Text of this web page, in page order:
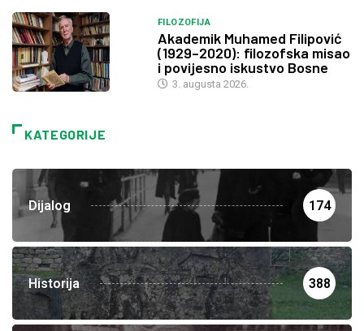
FILOZOFIJA
Akademik Muhamed Filipović
(1929–2020): filozofska misao
i povijesno iskustvo Bosne
3. augusta 2026.
KATEGORIJE
Dijalog 174
Historija 388